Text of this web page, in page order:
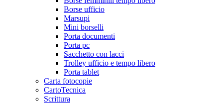
Borse ufficio
Marsupi
Mini borselli
Porta documenti
Porta pc
Sacchetto con lacci
Trolley ufficio e tempo libero
Porta tablet
Carta fotocopie
CartoTecnica
Scrittura